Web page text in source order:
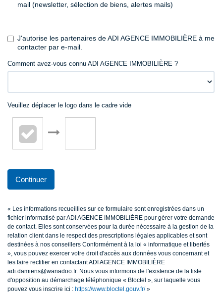
mail (newsletter, sélection de biens, alertes mails)
J'autorise les partenaires de ADI AGENCE IMMOBILIÈRE à me
contacter par e-mail.
Comment avez-vous connu ADI AGENCE IMMOBILIÈRE ?
Veuillez déplacer le logo dans le cadre vide
Continuer
« Les informations recueillies sur ce formulaire sont enregistrées dans un
fichier informatisé par ADI AGENCE IMMOBILIÈRE pour gérer votre demande
de contact. Elles sont conservées pour la durée nécessaire à la gestion de la
relation client dans le respect des prescriptions légales applicables et sont
destinées à nos conseillers Conformément à la loi « informatique et libertés
», vous pouvez exercer votre droit d'accès aux données vous concernant et
les faire rectifier en contactant ADI AGENCE IMMOBILIÈRE
adi.damiens@wanadoo.fr. Nous vous informons de l'existence de la liste
d'opposition au démarchage téléphonique « Bloctel », sur laquelle vous
pouvez vous inscrire ici : https://www.bloctel.gouv.fr/»